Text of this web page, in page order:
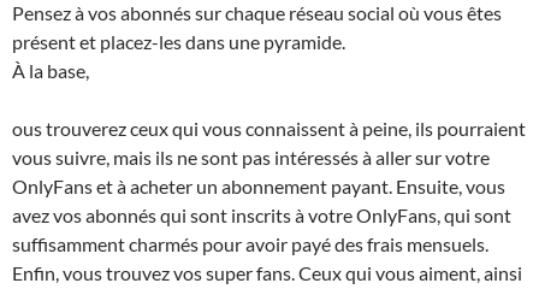
Pensez à vos abonnés sur chaque réseau social où vous êtes
présent et placez-les dans une pyramide.
À la base,
ous trouverez ceux qui vous connaissent à peine, ils pourraient
vous suivre, mais ils ne sont pas intéressés à aller sur votre
OnlyFans et à acheter un abonnement payant. Ensuite, vous
avez vos abonnés qui sont inscrits à votre OnlyFans, qui sont
suffisamment charmés pour avoir payé des frais mensuels.
Enfin, vous trouvez vos super fans. Ceux qui vous aiment, ainsi